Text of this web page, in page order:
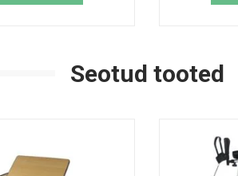
Seotud tooted